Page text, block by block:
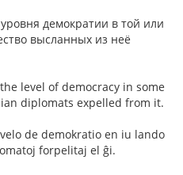
демократии в той или
высланных из неё
level of democracy in some
diplomats expelled from it.
de demokratio en iu lando
forpelitaj el ĝi.